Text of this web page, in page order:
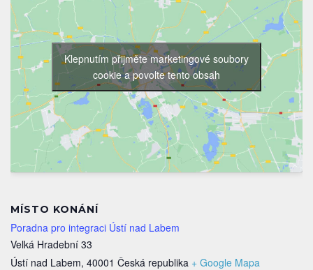
MÍSTO KONÁNÍ
Poradna pro integraci Ústí nad Labem
Velká Hradební 33
Ústí nad Labem, 40001 Česká republika + Google Mapa
Klepnutím přijměte marketingové soubory
cookie a povolte tento obsah